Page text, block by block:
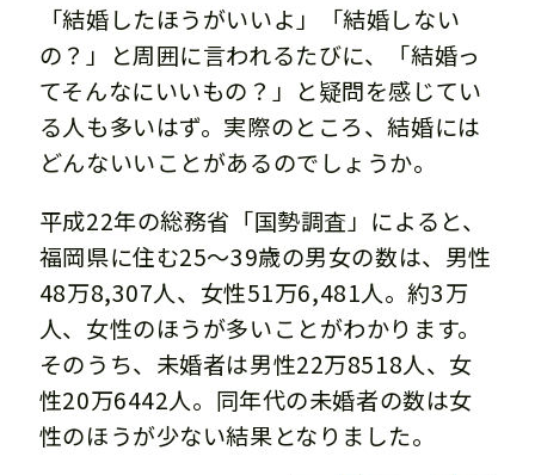
「結婚したほうがいいよ」「結婚しない
の？」と周囲に言われるたびに、「結婚っ
てそんなにいいもの？」と疑問を感じてい
る人も多いはず。実際のところ、結婚には
どんないいことがあるのでしょうか。
平成22年の総務省「国勢調査」によると、
福岡県に住む25～39歳の男女の数は、男性
48万8,307人、女性51万6,481人。約3万
人、女性のほうが多いことがわかります。
そのうち、未婚者は男性22万8518人、女
性20万6442人。同年代の未婚者の数は女
性のほうが少ない結果となりました。